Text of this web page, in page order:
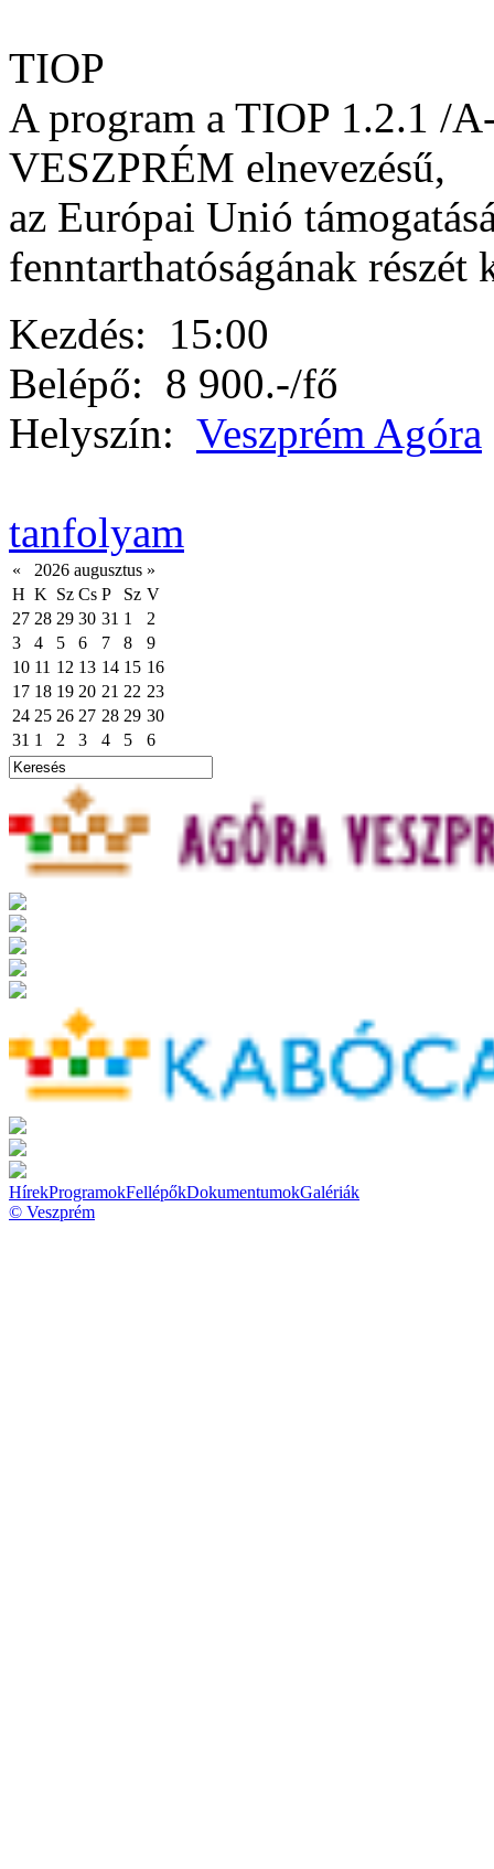
TIOP
A program a TIOP 1.2.1 /
VESZPRÉM elnevezésű,
az Európai Unió
fenntarthatóságának részét
Kezdés: 15:00
Belépő: 8 900.-/fő
Helyszín: Veszprém Agóra
tanfolyam
« 2026 augusztus »
H K Sz Cs P Sz V
27 28 29 30 31 1
2
3
4 5 6 7 8
9
10 11 12 13 14 15 16
17 18 19 20 21 22 23
24 25 26 27 28 29 30
31 1 2 3 4 5 6
HírekProgramokFellépőkDokumentumokGalériák
© Veszprém